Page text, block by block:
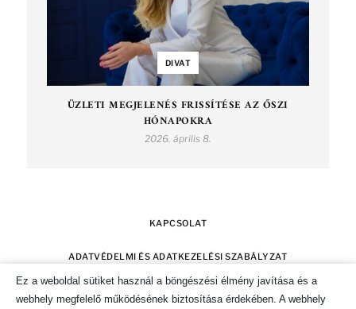
DIVAT
ÜZLETI MEGJELENÉS FRISSÍTÉSE AZ ŐSZI
HÓNAPOKRA
2026. április 8.
KAPCSOLAT
ADATVÉDELMI ÉS ADATKEZELÉSI SZABÁLYZAT
IMPRESSZUM
Ez a weboldal sütiket használ a böngészési élmény javítása és a
webhely megfelelő működésének biztosítása érdekében. A webhely